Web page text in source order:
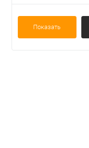
Показать